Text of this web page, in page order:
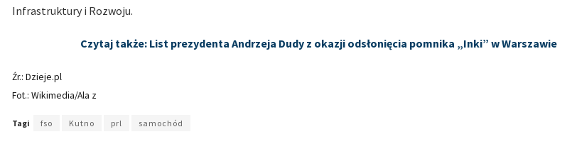
Infrastruktury i Rozwoju.
Czytaj także: List prezydenta Andrzeja Dudy z okazji odsłonięcia pomnika „Inki” w Warszawie
Źr.: Dzieje.pl
Fot.: Wikimedia/Ala z
Tagi fso Kutno prl samochód